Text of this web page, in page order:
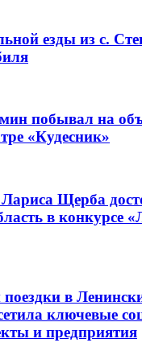
езды из с.
побывал на
«Кудесник»
Щерба
в конкурсе
поездки в
ключевые
и предприятия